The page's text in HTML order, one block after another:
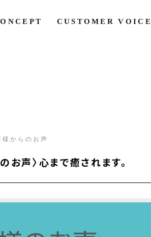
CUSTOMER VOICE
様からのお声
お声〉心まで癒されます。